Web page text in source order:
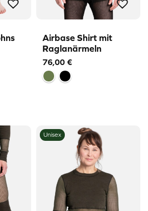
Airbase Shirt mit
Raglanärmeln
76,00 €
Unisex